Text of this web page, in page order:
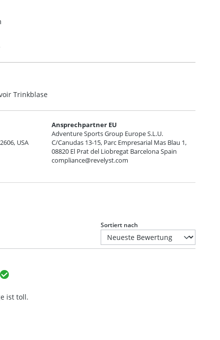
Trinkblase
USA
Ansprechpartner EU
Adventure Sports Group Europe S.L.U.
C/Canudas 13-15, Parc Empresarial Mas Blau 1,
08820 El Prat del Liobregat Barcelona Spain
compliance@revelyst.com
Sortiert nach
ist toll.